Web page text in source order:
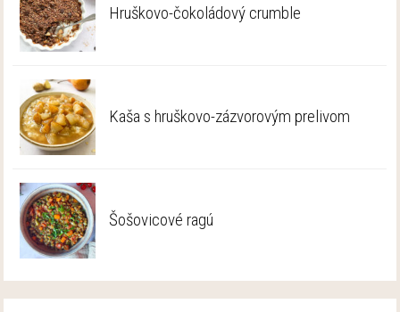
Hruškovo-čokoládový crumble
Kaša s hruškovo-zázvorovým prelivom
Šošovicové ragú